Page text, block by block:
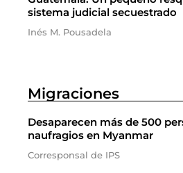
sistema judicial secuestrado
Inés M. Pousadela
Migraciones
Desaparecen más de 500
naufragios en Myanmar
Corresponsal de IPS